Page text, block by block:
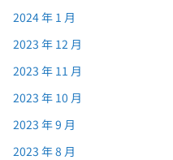
2024 年 1 月
2023 年 12 月
2023 年 11 月
2023 年 10 月
2023 年 9 月
2023 年 8 月